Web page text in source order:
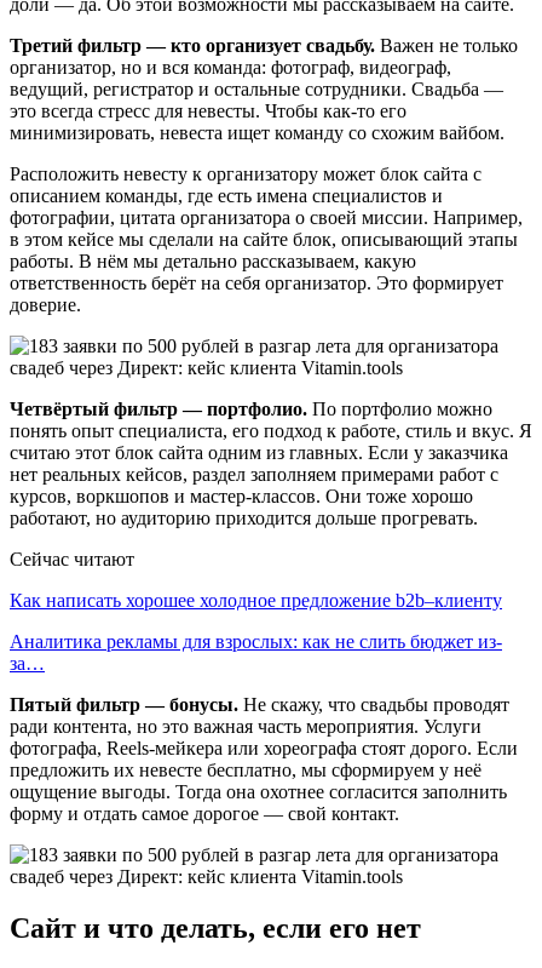
доли — да. Об этой возможности мы рассказываем на сайте.
Третий фильтр — кто организует свадьбу. Важен не только
организатор, но и вся команда: фотограф, видеограф,
ведущий, регистратор и остальные сотрудники. Свадьба —
это всегда стресс для невесты. Чтобы как-то его
минимизировать, невеста ищет команду со схожим вайбом.
Расположить невесту к организатору может блок сайта с
описанием команды, где есть имена специалистов и
фотографии, цитата организатора о своей миссии. Например,
в этом кейсе мы сделали на сайте блок, описывающий этапы
работы. В нём мы детально рассказываем, какую
ответственность берёт на себя организатор. Это формирует
доверие.
Четвёртый фильтр — портфолио. По портфолио можно
понять опыт специалиста, его подход к работе, стиль и вкус. Я
считаю этот блок сайта одним из главных. Если у заказчика
нет реальных кейсов, раздел заполняем примерами работ с
курсов, воркшопов и мастер-классов. Они тоже хорошо
работают, но аудиторию приходится дольше прогревать.
Сейчас читают
Как написать хорошее холодное предложение b2b–клиенту
Аналитика рекламы для взрослых: как не слить бюджет из-
за…
Пятый фильтр — бонусы. Не скажу, что свадьбы проводят
ради контента, но это важная часть мероприятия. Услуги
фотографа, Reels-мейкера или хореографа стоят дорого. Если
предложить их невесте бесплатно, мы сформируем у неё
ощущение выгоды. Тогда она охотнее согласится заполнить
форму и отдать самое дорогое — свой контакт.
Сайт и что делать, если его нет